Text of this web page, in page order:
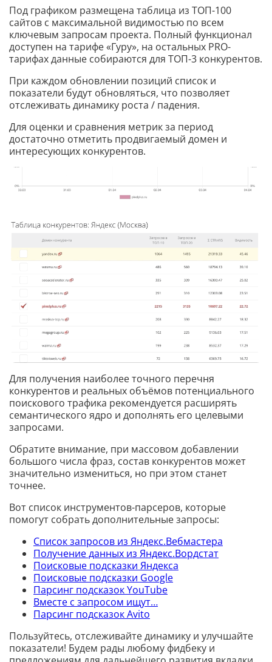
Под графиком размещена таблица из ТОП-100
сайтов с максимальной видимостью по всем
ключевым запросам проекта. Полный функционал
доступен на тарифе «Гуру», на остальных PRO-
тарифах данные собираются для ТОП-3 конкурентов.
При каждом обновлении позиций список и
показатели будут обновляться, что позволяет
отслеживать динамику роста / падения.
Для оценки и сравнения метрик за период
достаточно отметить продвигаемый домен и
интересующих конкурентов.
Для получения наиболее точного перечня
конкурентов и реальных объёмов потенциального
поискового трафика рекомендуется расширять
семантического ядро и дополнять его целевыми
запросами.
Обратите внимание, при массовом добавлении
большого числа фраз, состав конкурентов может
значительно измениться, но при этом станет
точнее.
Вот список инструментов-парсеров, которые
помогут собрать дополнительные запросы:
Список запросов из Яндекс.Вебмастера
Получение данных из Яндекс.Вордстат
Поисковые подсказки Яндекса
Поисковые подсказки Google
Парсинг подсказок YouTube
Вместе с запросом ищут…
Парсинг подсказок Avito
Пользуйтесь, отслеживайте динамику и улучшайте
показатели! Будем рады любому фидбеку и